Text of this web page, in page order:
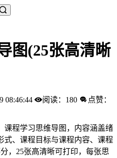
图(25张高清晰
08:46:44 阅读：180
点赞：
课程学习思维导图，内容涵盖绪
式、课程目标与课程内容、课程
，25张高清晰可打印，每张思